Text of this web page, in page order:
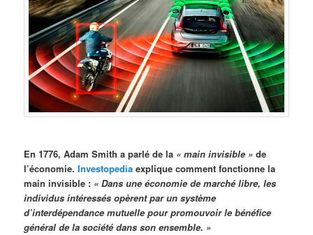
En 1776, Adam Smith a parlé de la « main invisible » de
l’économie.Investopedia explique comment fonctionne la
main invisible : « Dans une économie de marché libre, les
individus intéressés opèrent par un système
d’interdépendance mutuelle pour promouvoir le bénéfice
général de la société dans son ensemble. »